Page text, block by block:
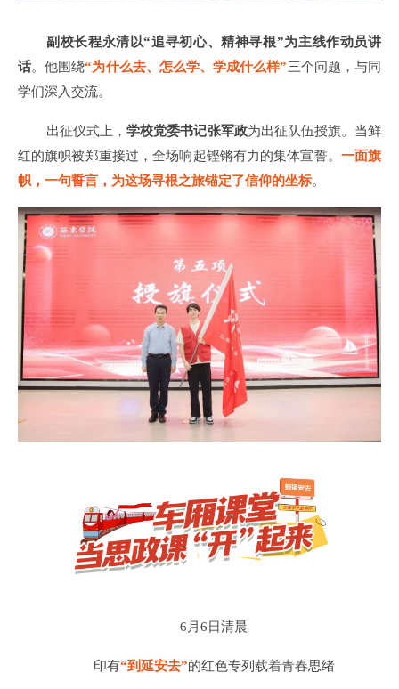
副校长程永清以“追寻初心、精神寻根”为主线作动员讲
话。他围绕“为什么去、怎么学、学成什么样”三个问题，与同
学们深入交流。
出征仪式上，学校党委书记张军政为出征队伍授旗。当鲜
红的旗帜被郑重接过，全场响起铿锵有力的集体宣誓。 一面旗
帜，一句誓言，为这场寻根之旅锚定了信仰的坐标。
6月6日清晨
印有“到延安去”的红色专列载着青春思绪